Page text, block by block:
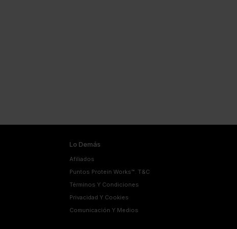
Lo Demás
Afiliados
Puntos Protein Works™. T&C
Términos Y Condiciones
Privacidad Y Cookies
Comunicación Y Medios